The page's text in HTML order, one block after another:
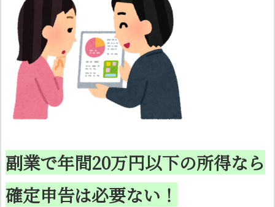
副業で年間20万円以下の所得なら
確定申告は必要ない！